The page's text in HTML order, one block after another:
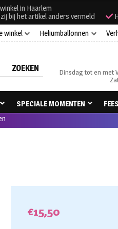
in Haarlem
bij het artikel anders vermeld
winkel
Heliumballonnen
Dinsdag tot en met
SPECIALE MOMENTEN
€15,50